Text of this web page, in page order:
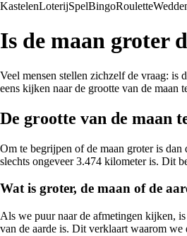
KastelenLoterijSpelBingoRoulette
Is de maan groter
Veel mensen stellen zichzelf de vraag: is
eens kijken naar de grootte van de maan
De grootte van de maan
Om te begrijpen of de maan groter is
slechts ongeveer 3.474 kilometer is. Dit
Wat is groter, de maan of de
Als we puur naar de afmetingen kijken,
van de aarde is. Dit verklaart waarom we